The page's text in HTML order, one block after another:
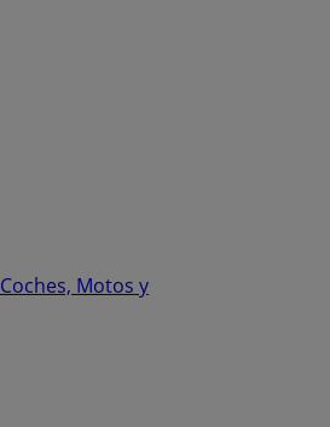
Coches, Motos y